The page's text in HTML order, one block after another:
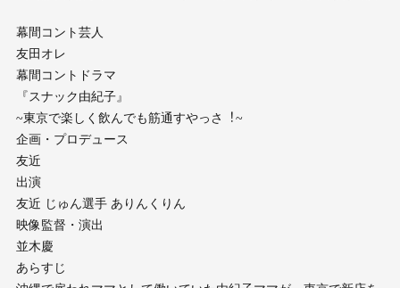
幕間コント芸⼈
友⽥オレ
幕間コントドラマ
『スナック由紀⼦』
~東京で楽しく飲んでも筋通すやっさ︕~
企画・プロデュース
友近
出演
友近 じゅん選⼿ ありんくりん
映像監督・演出
並⽊慶
あらすじ